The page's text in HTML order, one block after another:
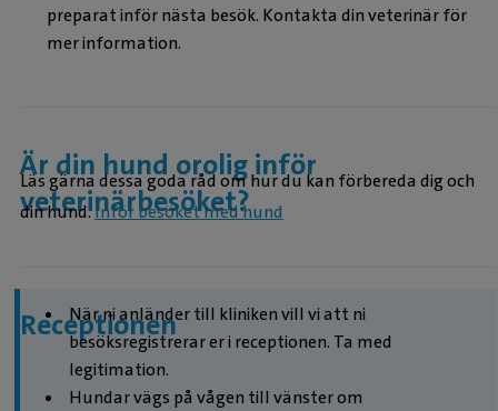
preparat inför nästa besök. Kontakta din veterinär för
mer information.
Är din hund orolig inför
veterinärbesöket?
Läs gärna dessa goda råd om hur du kan förbereda dig och
din hund.Inför besöket med hund
Receptionen
När ni anländer till kliniken vill vi att ni
besöksregistrerar er i receptionen. Ta med
legitimation.
Hundar vägs på vågen till vänster om